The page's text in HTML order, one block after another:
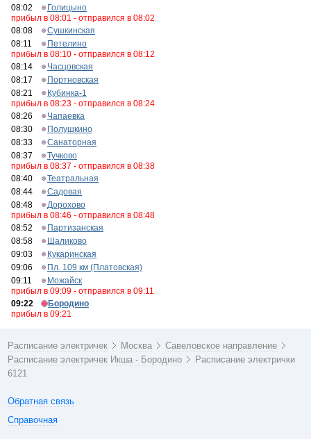
08:02
Голицыно
прибыл в 08:01 - отправился в 08:02
08:08
Сушкинская
08:11
Петелино
прибыл в 08:10 - отправился в 08:12
08:14
Часцовская
08:17
Портновская
08:21
Кубинка-1
прибыл в 08:23 - отправился в 08:24
08:26
Чапаевка
08:30
Полушкино
08:33
Санаторная
08:37
Тучково
прибыл в 08:37 - отправился в 08:38
08:40
Театральная
08:44
Садовая
08:48
Дорохово
прибыл в 08:46 - отправился в 08:48
08:52
Партизанская
08:58
Шаликово
09:03
Кукаринская
09:06
Пл. 109 км (Платовская)
09:11
Можайск
прибыл в 09:09 - отправился в 09:11
09:22
Бородино
прибыл в 09:21
Расписание электричек Москва
Савеловское направление
Расписание электричек Икша - Бородино
Расписание электрички
6121
Обратная связь
Справочная